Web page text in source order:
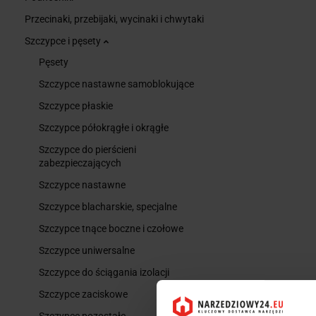
Przecinaki, przebijaki, wycinaki i chwytaki
Szczypce i pęsety
Pęsety
Szczypce nastawne samoblokujące
Szczypce płaskie
Szczypce półokrągłe i okrągłe
Szczypce do pierścieni
zabezpieczających
Szczypce nastawne
Szczypce blacharskie, specjalne
Szczypce tnące boczne i czołowe
Szczypce uniwersalne
Szczypce do ściągania izolacji
Szczypce zaciskowe